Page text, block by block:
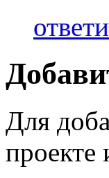
Для
проекте